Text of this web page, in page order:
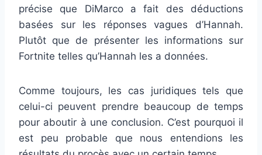
précise que DiMarco a fait des déductions
basées sur les réponses vagues d’Hannah.
Plutôt que de présenter les informations sur
Fortnite telles qu’Hannah les a données.
Comme toujours, les cas juridiques tels que
celui-ci peuvent prendre beaucoup de temps
pour aboutir à une conclusion. C’est pourquoi il
est peu probable que nous entendions les